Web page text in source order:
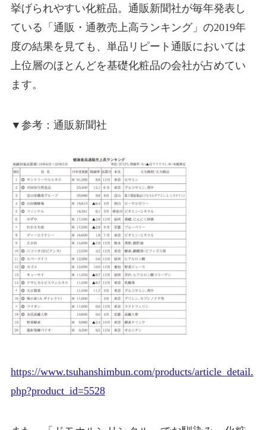
挙げられやすい化粧品。通販新聞社が毎年発表し
ている「通販・通教売上高ランキング」の2019年
度の結果を見ても、単品リピート通販においては
上位層のほとんどを基礎化粧品の会社が占めてい
ます。
▼参考：通販新聞社
https://www.tsuhanshimbun.com/products/article_detail.
php?product_id=5528